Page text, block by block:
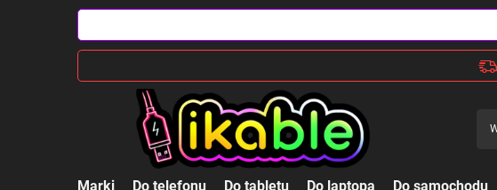
Marki Do telefonu Do tabletu Do laptopa Do samochodu